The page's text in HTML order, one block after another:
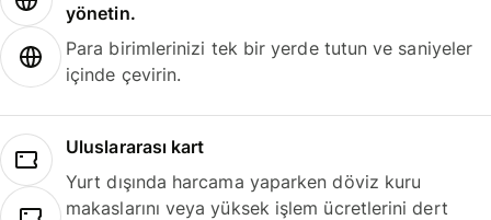
yönetin.
Para birimlerinizi tek bir yerde tutun ve saniyeler
içinde çevirin.
Uluslararası kart
Yurt dışında harcama yaparken döviz kuru
makaslarını veya yüksek işlem ücretlerini dert